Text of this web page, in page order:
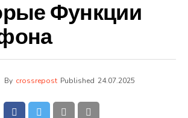
Функции
By crossrepost Published 24.07.2025